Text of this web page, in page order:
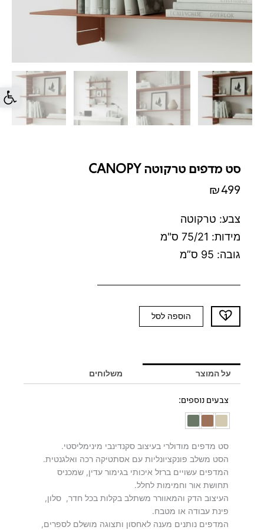
פתח
סט מדפים טרקוטה CANOPY
₪499
צבע: טרקוטה
מידות: 75/21 ס"מ
גובה: 95 ס”מ
כמות
של
טרקוטה
CANOPY
הוספה לסל
על המוצר משלוחים
צבעים נוספים:
סט מדפים מודולרי בעיצוב סקנדינבי מינימליסטי.
הסט משלב פונקציונליות עם אסתטיקה רכה ואלגנטית.
המדפים עשויים ברזל איכותי בגימור עדין, שמכניס
תחושת אור וחמימות לחלל.
העיצוב הדק והמאוורר משתלב בקלות בכל חדר, סלון,
פינת עבודה או מטבח.
המדפים נותנים מענה לאחסון ותצוגה מושלם לספרים,